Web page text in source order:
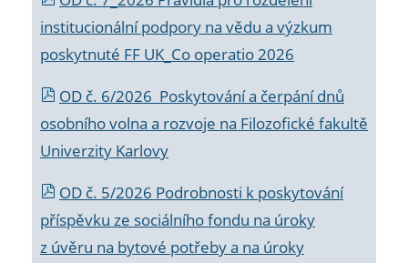
institucionální podpory na vědu a výzkum
poskytnuté FF UK_Co operatio 2026
OD č. 6/2026 Poskytování a čerpání dnů
osobního volna a rozvoje na Filozofické fakultě
Univerzity Karlovy
OD č. 5/2026 Podrobnosti k poskytování
příspěvku ze sociálního fondu na úroky
z úvěru na bytové potřeby a na úroky